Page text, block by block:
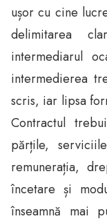
ușor cu cine
delimitarea
intermediarul
intermedierea
scris, iar lipsa
Contractul
părțile,
remunerația,
încetare și
înseamnă mai